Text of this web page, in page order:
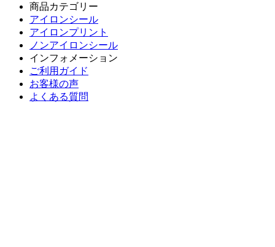
商品カテゴリー
アイロンシール
アイロンプリント
ノンアイロンシール
インフォメーション
ご利用ガイド
お客様の声
よくある質問